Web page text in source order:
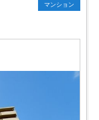
マンション